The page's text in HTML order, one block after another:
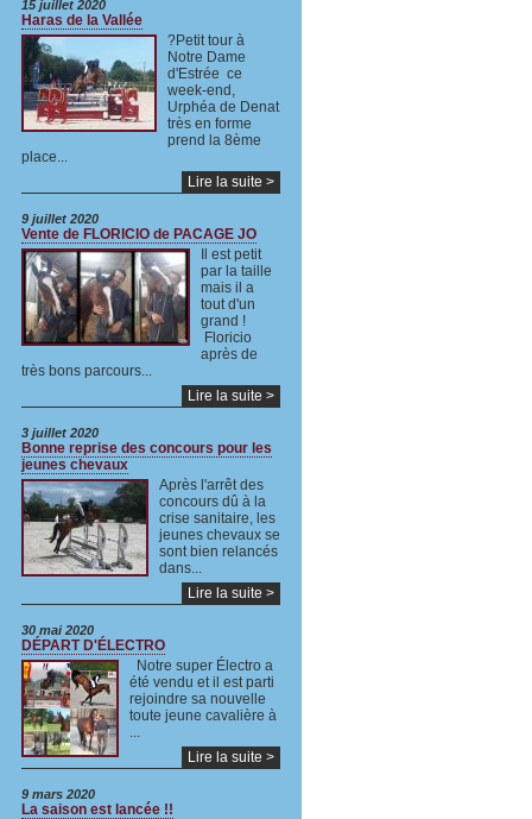
15 juillet 2020
Haras de la Vallée
?Petit tour à
Notre Dame
d'Estrée ce
week-end,
Urphéa de Denat
très en forme
prend la 8ème
place...
Lire la suite >
9 juillet 2020
Vente de FLORICIO de PACAGE JO
Il est petit
par la taille
mais il a
tout d'un
grand !
Floricio
après de
très bons parcours...
Lire la suite >
3 juillet 2020
Bonne reprise des concours pour les
jeunes chevaux
Après l'arrêt des
concours dû à la
crise sanitaire, les
jeunes chevaux se
sont bien relancés
dans...
Lire la suite >
30 mai 2020
DÉPART D'ÉLECTRO
Notre super Électro a
été vendu et il est parti
rejoindre sa nouvelle
toute jeune cavalière à
...
Lire la suite >
9 mars 2020
La saison est lancée !!